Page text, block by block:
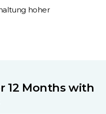
hoher
12 Months with